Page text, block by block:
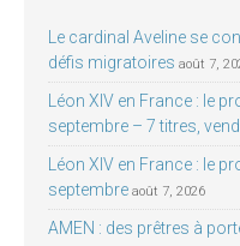
Le cardinal Aveline se
défis migratoires août 7,
Léon XIV en France : le
septembre – 7 titres,
Léon XIV en France : le
septembre août 7, 2026
AMEN : des prêtres à